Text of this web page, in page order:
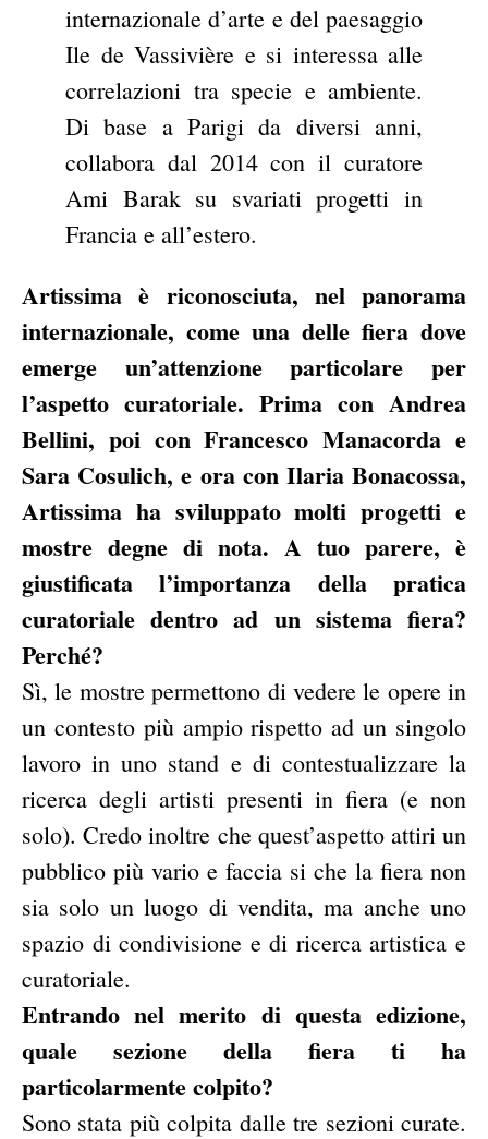
internazionale d’arte e del paesaggio
Ile de Vassivière e si interessa alle
correlazioni tra specie e ambiente.
Di base a Parigi da diversi anni,
collabora dal 2014 con il curatore
Ami Barak su svariati progetti in
Francia e all’estero.
Artissima è riconosciuta, nel panorama
internazionale, come una delle fiera dove
emerge un’attenzione particolare per
l’aspetto curatoriale. Prima con Andrea
Bellini, poi con Francesco Manacorda e
Sara Cosulich, e ora con Ilaria Bonacossa,
Artissima ha sviluppato molti progetti e
mostre degne di nota. A tuo parere, è
giustificata l’importanza della pratica
curatoriale dentro ad un sistema fiera?
Perché?
Sì, le mostre permettono di vedere le opere in
un contesto più ampio rispetto ad un singolo
lavoro in uno stand e di contestualizzare la
ricerca degli artisti presenti in fiera (e non
solo). Credo inoltre che quest’aspetto attiri un
pubblico più vario e faccia si che la fiera non
sia solo un luogo di vendita, ma anche uno
spazio di condivisione e di ricerca artistica e
curatoriale.
Entrando nel merito di questa edizione,
quale sezione della fiera ti ha
particolarmente colpito?
Sono stata più colpita dalle tre sezioni curate.